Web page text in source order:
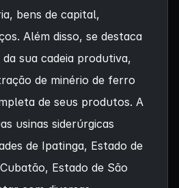
bens de capital,
Além disso, se destaca
sua cadeia produtiva,
de minério de ferro
de seus produtos. A
usinas siderúrgicas
de Ipatinga, Estado de
Estado de São